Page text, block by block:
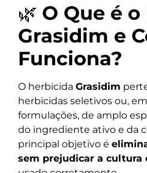
🌿 O Que é
Grasidim e
Funciona?
O herbicida Grasidim
herbicidas seletivos ou,
formulações, de amplo
do ingrediente ativo e da
principal objetivo é
sem prejudicar a cultura